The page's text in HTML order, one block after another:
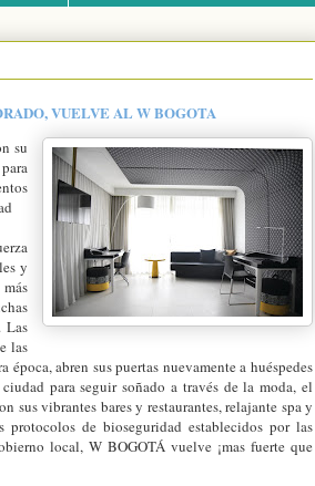
VUELVE AL W BOGOTA
su
y
Las
las
abren sus puertas nuevamente a huéspedes
para seguir soñado a través de la moda, el
vibrantes bares y restaurantes, relajante spa y
de bioseguridad establecidos por las
local, W BOGOTÁ vuelve ¡mas fuerte que